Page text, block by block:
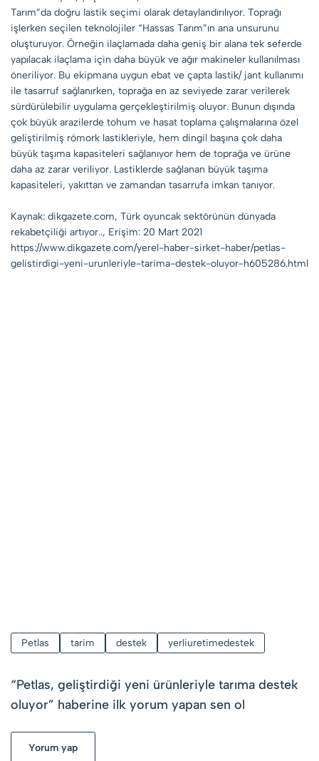
Tarım”da doğru lastik seçimi olarak detaylandırılıyor. Toprağı
işlerken seçilen teknolojiler “Hassas Tarım”ın ana unsurunu
oluşturuyor. Örneğin ilaçlamada daha geniş bir alana tek seferde
yapılacak ilaçlama için daha büyük ve ağır makineler kullanılması
öneriliyor. Bu ekipmana uygun ebat ve çapta lastik/ jant kullanımı
ile tasarruf sağlanırken, toprağa en az seviyede zarar verilerek
sürdürülebilir uygulama gerçekleştirilmiş oluyor. Bunun dışında
çok büyük arazilerde tohum ve hasat toplama çalışmalarına özel
geliştirilmiş römork lastikleriyle, hem dingil başına çok daha
büyük taşıma kapasiteleri sağlanıyor hem de toprağa ve ürüne
daha az zarar veriliyor. Lastiklerde sağlanan büyük taşıma
kapasiteleri, yakıttan ve zamandan tasarrufa imkan tanıyor.
Kaynak: dikgazete.com, Türk oyuncak sektörünün dünyada
rekabetçiliği artıyor.., Erişim: 20 Mart 2021
https://www.dikgazete.com/yerel-haber-sirket-haber/petlas-
gelistirdigi-yeni-urunleriyle-tarima-destek-oluyor-h605286.html
Petlas tarim destek yerliuretimedestek
“Petlas, geliştirdiği yeni ürünleriyle tarıma destek
oluyor” haberine ilk yorum yapan sen ol
Yorum yap